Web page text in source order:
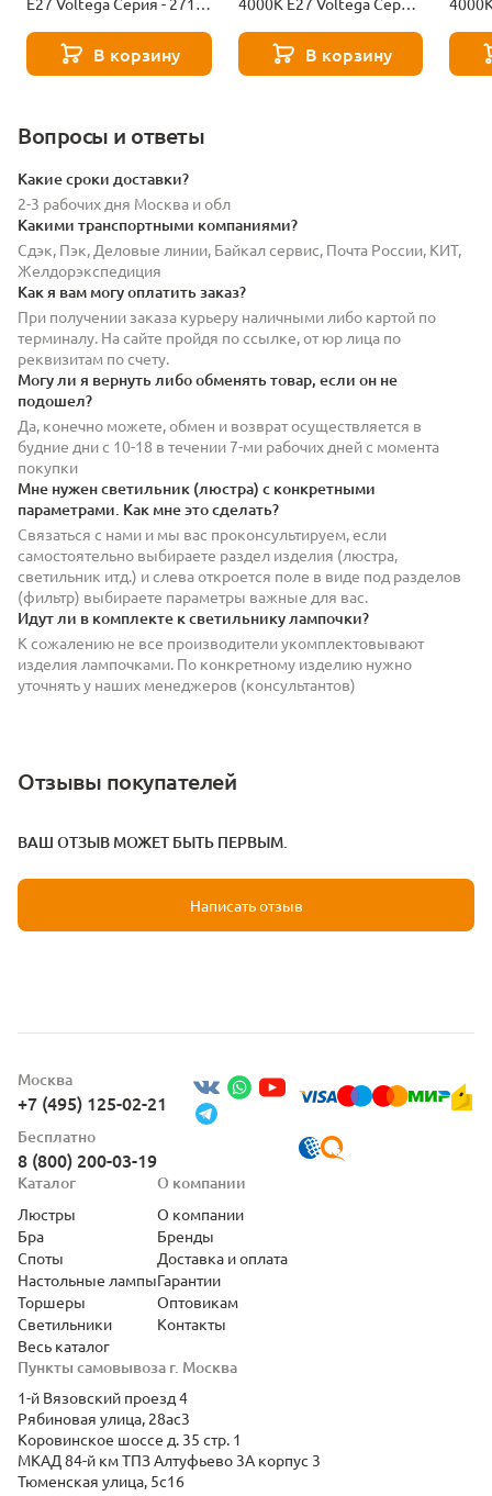
В корзину В корзину
Вопросы и ответы
Какие сроки доставки?
2-3 рабочих дня Москва и обл
Какими транспортными компаниями?
Сдэк, Пэк, Деловые линии, Байкал сервис, Почта России, КИТ,
Желдорэкспедиция
Как я вам могу оплатить заказ?
При получении заказа курьеру наличными либо картой по
терминалу. На сайте пройдя по ссылке, от юр лица по
реквизитам по счету.
Могу ли я вернуть либо обменять товар, если он не
подошел?
Да, конечно можете, обмен и возврат осуществляется в
будние дни с 10-18 в течении 7-ми рабочих дней с момента
покупки
Мне нужен светильник (люстра) с конкретными
параметрами. Как мне это сделать?
Связаться с нами и мы вас проконсультируем, если
самостоятельно выбираете раздел изделия (люстра,
светильник итд.) и слева откроется поле в виде под разделов
(фильтр) выбираете параметры важные для вас.
Идут ли в комплекте к светильнику лампочки?
К сожалению не все производители укомплектовывают
изделия лампочками. По конкретному изделию нужно
уточнять у наших менеджеров (консультантов)
Отзывы покупателей
ВАШ ОТЗЫВ МОЖЕТ БЫТЬ ПЕРВЫМ.
Написать отзыв
Москва
+7 (495) 125-02-21
Бесплатно
8 (800) 200-03-19
Пункты самовывоза г. Москва
1-й Вязовский проезд 4
Рябиновая улица, 28ас3
Коровинское шоссе д. 35 стр. 1
МКАД 84-й км ТПЗ Алтуфьево 3А корпус 3
Тюменская улица, 5с16
Каталог
Люстры
Бра
Споты
Настольные лампы
Торшеры
Светильники
Весь каталог
О компании
О компании
Бренды
Доставка и оплата
Гарантии
Оптовикам
Контакты